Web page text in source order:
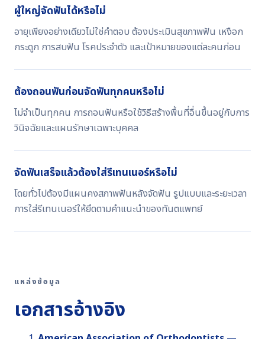
ผู้ใหญ่จัดฟันได้หรือไม่
อายุเพียงอย่างเดียวไม่ใช่คำตอบ ต้องประเมินสุขภาพฟัน เหงือก
กระดูก การสบฟัน โรคประจำตัว และเป้าหมายของแต่ละคนก่อน
ต้องถอนฟันก่อนจัดฟันทุกคนหรือไม่
ไม่จำเป็นทุกคน การถอนฟันหรือใช้วิธีสร้างพื้นที่อื่นขึ้นอยู่กับการ
วินิจฉัยและแผนรักษาเฉพาะบุคคล
จัดฟันเสร็จแล้วต้องใส่รีเทนเนอร์หรือไม่
โดยทั่วไปต้องมีแผนคงสภาพฟันหลังจัดฟัน รูปแบบและระยะเวลา
การใส่รีเทนเนอร์ให้ยึดตามคำแนะนำของทันตแพทย์
แหล่งข้อมูล
เอกสารอ้างอิง